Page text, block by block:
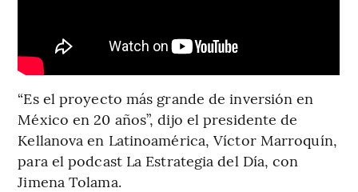
“Es el proyecto más grande de inversión en
México en 20 años”, dijo el presidente de
Kellanova en Latinoamérica, Víctor Marroquín,
para el podcast La Estrategia del Día, con
Jimena Tolama.